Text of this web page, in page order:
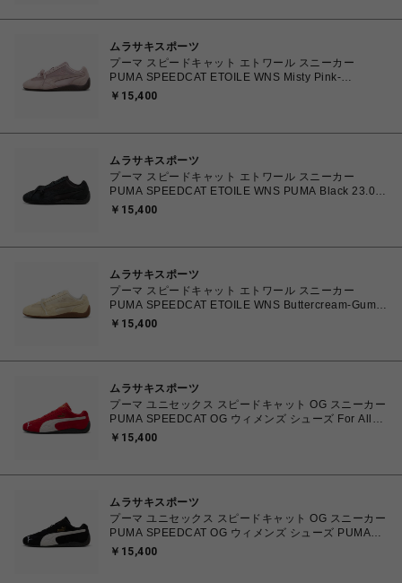
ムラサキスポーツ
プーマ スピードキャット エトワール スニーカー
PUMA SPEEDCAT ETOILE WNS Misty Pink-
Chocolate Fondue 23.0cm～25.0㎝ 407673_03
￥15,400
ムラサキスポーツ
プーマ スピードキャット エトワール スニーカー
PUMA SPEEDCAT ETOILE WNS PUMA Black 23.0㎝
～25.0㎝ 407673_02 4070032779683 【送料無料 北
￥15,400
ムラサキスポーツ
プーマ スピードキャット エトワール スニーカー
PUMA SPEEDCAT ETOILE WNS Buttercream-Gum
23.0㎝～25.0㎝ 407673_01 4070032772097 【送料
￥15,400
ムラサキスポーツ
プーマ ユニセックス スピードキャット OG スニーカー
PUMA SPEEDCAT OG ウィメンズ シューズ For All
Time Red-PUMA White 23.0cm～25.0cm 398846_02
￥15,400
ムラサキスポーツ
プーマ ユニセックス スピードキャット OG スニーカー
PUMA SPEEDCAT OG ウィメンズ シューズ PUMA
Black-PUMA White 23.0cm～25.0cm 398846_01
￥15,400